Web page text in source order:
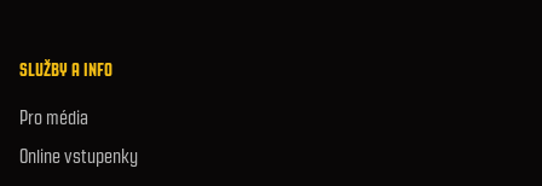
SLUŽBY A INFO
Pro média
Online vstupenky